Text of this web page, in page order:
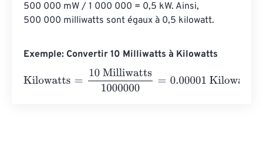
500 000 mW / 1 000 000 = 0,5 kW. Ainsi,
500 000 milliwatts sont égaux à 0,5 kilowatt.
Exemple: Convertir 10 Milliwatts à Kilowatts
Kilowatts = 10 Milliwatts1000000 0.00001 Kilowatts